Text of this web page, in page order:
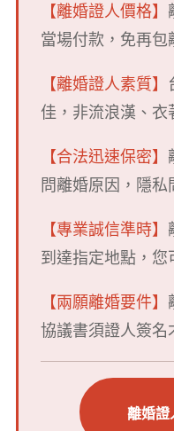
【離婚證人價格】
當場付款，免再包
【離婚證人素質】
佳，非流浪漢、衣
【合法迅速保密】
問離婚原因，隱私
【專業誠信準時】
到達指定地點，您
【兩願離婚要件】
協議書須證人簽名
離婚證